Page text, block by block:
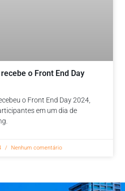
o Front End Day
o Front End Day 2024,
em um dia de
Nenhum comentário